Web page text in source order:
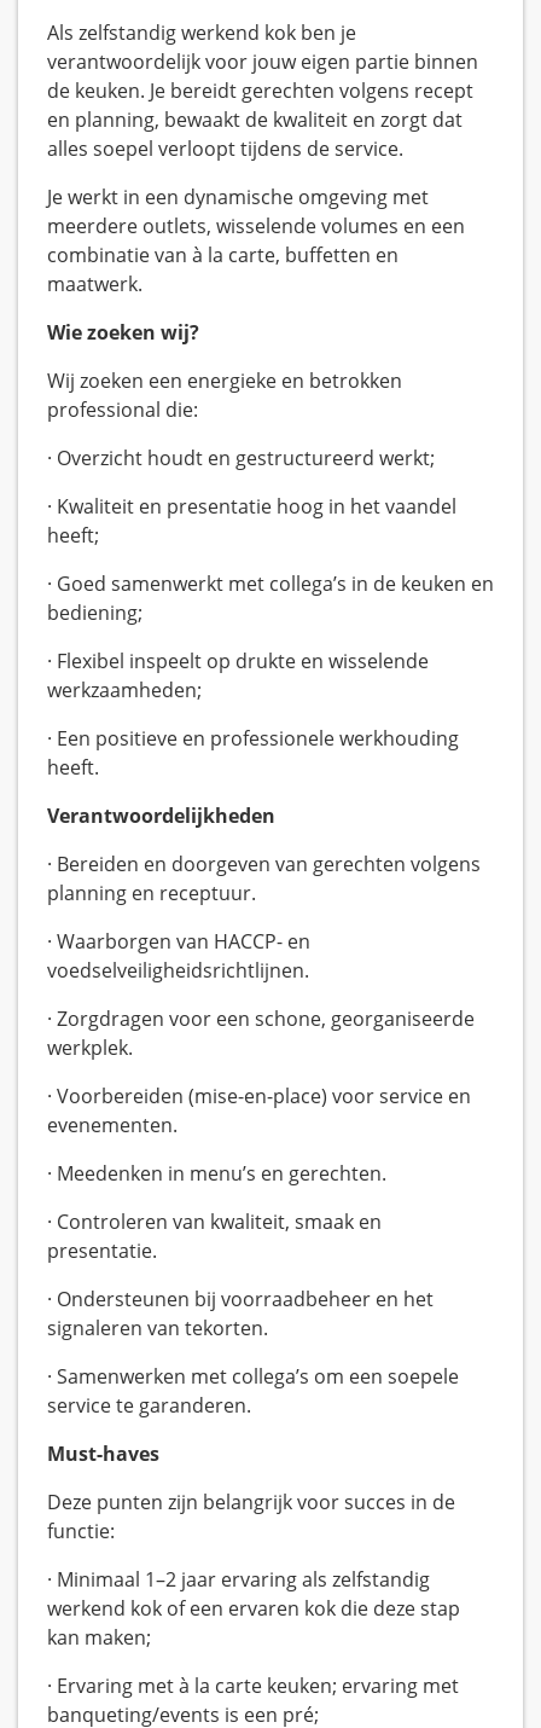
Als zelfstandig werkend kok ben je
verantwoordelijk voor jouw eigen partie binnen
de keuken. Je bereidt gerechten volgens recept
en planning, bewaakt de kwaliteit en zorgt dat
alles soepel verloopt tijdens de service.
Je werkt in een dynamische omgeving met
meerdere outlets, wisselende volumes en een
combinatie van à la carte, buffetten en
maatwerk.
Wie zoeken wij?
Wij zoeken een energieke en betrokken
professional die:
· Overzicht houdt en gestructureerd werkt;
· Kwaliteit en presentatie hoog in het vaandel
heeft;
· Goed samenwerkt met collega’s in de keuken en
bediening;
· Flexibel inspeelt op drukte en wisselende
werkzaamheden;
· Een positieve en professionele werkhouding
heeft.
Verantwoordelijkheden
· Bereiden en doorgeven van gerechten volgens
planning en receptuur.
· Waarborgen van HACCP- en
voedselveiligheidsrichtlijnen.
· Zorgdragen voor een schone, georganiseerde
werkplek.
· Voorbereiden (mise-en-place) voor service en
evenementen.
· Meedenken in menu’s en gerechten.
· Controleren van kwaliteit, smaak en
presentatie.
· Ondersteunen bij voorraadbeheer en het
signaleren van tekorten.
· Samenwerken met collega’s om een soepele
service te garanderen.
Must-haves
Deze punten zijn belangrijk voor succes in de
functie:
· Minimaal 1–2 jaar ervaring als zelfstandig
werkend kok of een ervaren kok die deze stap
kan maken;
· Ervaring met à la carte keuken; ervaring met
banqueting/events is een pré;